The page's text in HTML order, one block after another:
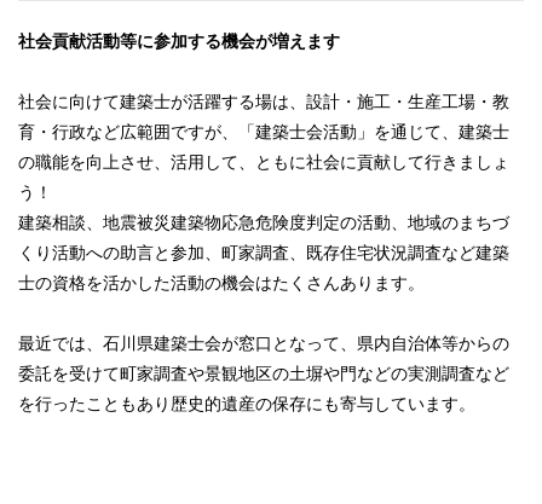
社会貢献活動等に参加する機会が増えます
社会に向けて建築士が活躍する場は、設計・施工・生産工場・教
育・行政など広範囲ですが、「建築士会活動」を通じて、建築士
の職能を向上させ、活用して、ともに社会に貢献して行きましょ
う！
建築相談、地震被災建築物応急危険度判定の活動、地域のまちづ
くり活動への助言と参加、町家調査、既存住宅状況調査など建築
士の資格を活かした活動の機会はたくさんあります。
最近では、石川県建築士会が窓口となって、県内自治体等からの
委託を受けて町家調査や景観地区の土塀や門などの実測調査など
を行ったこともあり歴史的遺産の保存にも寄与しています。